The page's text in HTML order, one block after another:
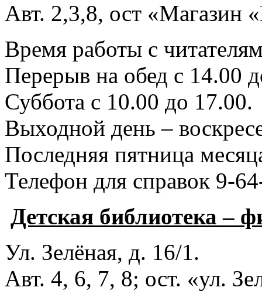
Авт. 2,3,8, ост «Магазин
Время работы с
Перерыв на обед с 14.00
Суббота с 10.00 до 17.00.
Выходной день –
Последняя пятница
Телефон для справок 9-
Детская библиотека –
Ул. Зелёная, д. 16/1.
Авт. 4, 6, 7, 8; ост. «ул.